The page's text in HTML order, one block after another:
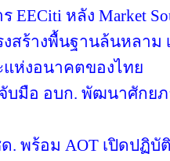
EECiti หลัง Market
งสร้างพื้นฐานล้นหลา
แห่งอนาคตของไทย
บมือ อบก. พัฒนาศักย
พร้อม AOT เปิดปฏิบัติ